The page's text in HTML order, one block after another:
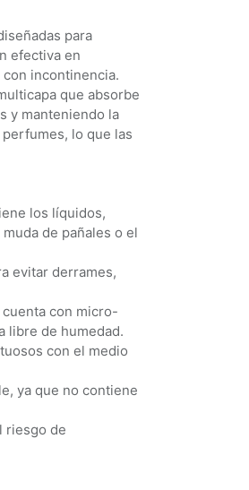
para
efectiva en
incontinencia.
que absorbe
y manteniendo la
lo que las
los líquidos,
de pañales o el
evitar derrames,
con micro-
libre de humedad.
con el medio
ya que no contiene
riesgo de